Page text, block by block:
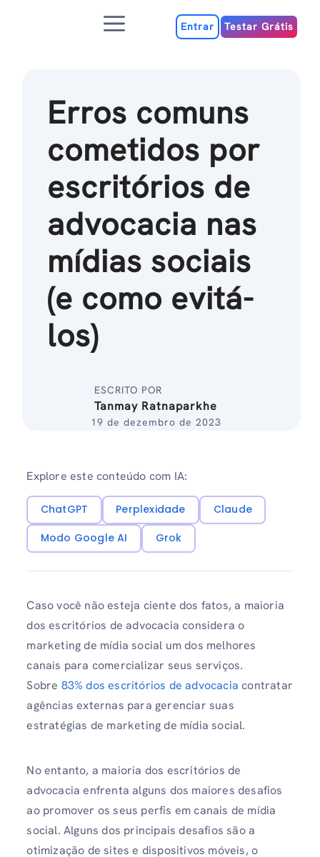
MenuEntrar Testar Grátis
Erros comuns
cometidos por
escritórios de
advocacia nas
mídias sociais
(e como evitá-
los)
ESCRITO POR
Tanmay Ratnaparkhe
19 de dezembro de 2023
Explore este conteúdo com IA:
ChatGPT Perplexidade
Claude
Modo Google AI
Grok
Caso você não esteja ciente dos fatos, a maioria
dos escritórios de advocacia considera o
marketing de mídia social um dos melhores
canais para comercializar seus serviços.
Sobre 83% dos escritórios de advocacia contratar
agências externas para gerenciar suas
estratégias de marketing de mídia social.
No entanto, a maioria dos escritórios de
advocacia enfrenta alguns dos maiores desafios
ao promover os seus perfis em canais de mídia
social. Alguns dos principais desafios são a
otimização de sites e dispositivos móveis, o